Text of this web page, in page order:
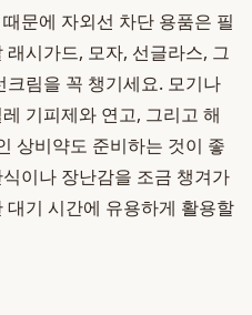
문에 자외선 차단 용품은 필
시가드, 모자, 선글라스, 그
림을 꼭 챙기세요. 모기나
기피제와 연고, 그리고 해
상비약도 준비하는 것이 좋
이나 장난감을 조금 챙겨가
기 시간에 유용하게 활용할